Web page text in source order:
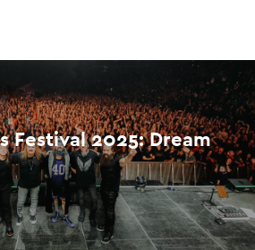
Festival 2025: Dream